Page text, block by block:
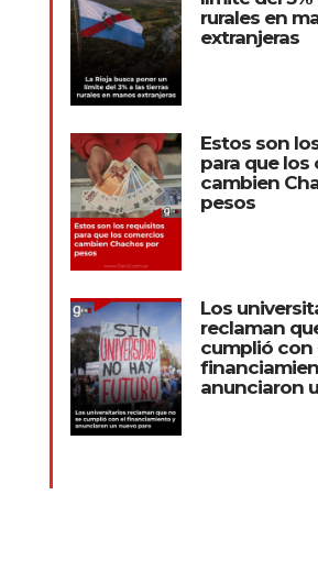
rurales en
extranjeras
Estos son
para que los
cambien
pesos
Los
reclaman
cumplió con
anunciaron